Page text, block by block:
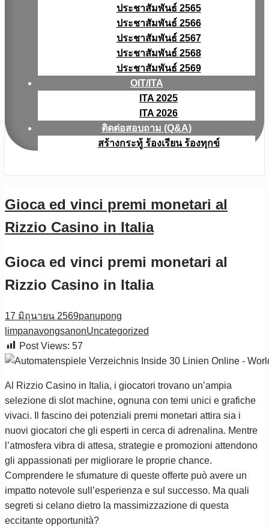
ประชาสัมพันธ์ 2565
ประชาสัมพันธ์ 2566
ประชาสัมพันธ์ 2567
ประชาสัมพันธ์ 2568
ประชาสัมพันธ์ 2569
OIT/ITA
ITA 2025
ITA 2026
ติดต่อสอบถาม (Q&A)
สร้างกระทู้ ร้องเรียน ร้องทุกข์
Gioca ed vinci premi monetari al
Rizzio Casino in Italia
Gioca ed vinci premi monetari al
Rizzio Casino in Italia
17 มิถุนายน 2569panupong
limpanavongsanonUncategorized
Post Views: 57
Al Rizzio Casino in Italia, i giocatori trovano un’ampia
selezione di slot machine, ognuna con temi unici e grafiche
vivaci. Il fascino dei potenziali premi monetari attira sia i
nuovi giocatori che gli esperti in cerca di adrenalina. Mentre
l’atmosfera vibra di attesa, strategie e promozioni attendono
gli appassionati per migliorare le proprie chance.
Comprendere le sfumature di queste offerte può avere un
impatto notevole sull’esperienza e sul successo. Ma quali
segreti si celano dietro la massimizzazione di questa
eccitante opportunità?